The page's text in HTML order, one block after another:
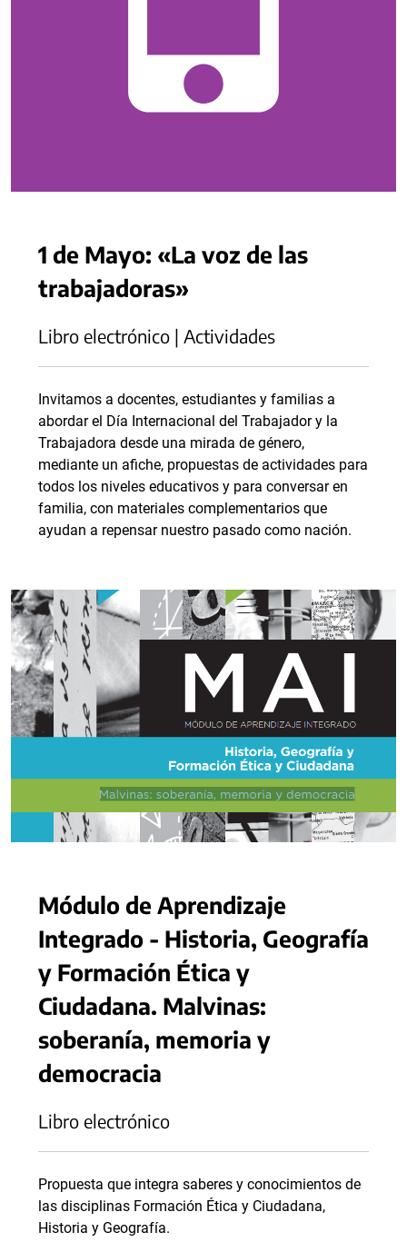
1 de Mayo: «La voz de las
trabajadoras»
Libro electrónico | Actividades
Invitamos a docentes, estudiantes y familias a
abordar el Día Internacional del Trabajador y la
Trabajadora desde una mirada de género,
mediante un afiche, propuestas de actividades para
todos los niveles educativos y para conversar en
familia, con materiales complementarios que
ayudan a repensar nuestro pasado como nación.
Módulo de Aprendizaje
Integrado - Historia, Geografía
y Formación Ética y
Ciudadana. Malvinas:
soberanía, memoria y
democracia
Libro electrónico
Propuesta que integra saberes y conocimientos de
las disciplinas Formación Ética y Ciudadana,
Historia y Geografía.